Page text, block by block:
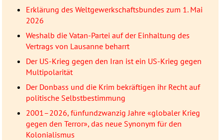
Erklärung des Weltgewerkschaftsbundes zum 1. Mai
2026
Weshalb die Vatan-Partei auf der Einhaltung des
Vertrags von Lausanne beharrt
Der US-Krieg gegen den Iran ist ein US-Krieg gegen
Multipolarität
Der Donbass und die Krim bekräftigen ihr Recht auf
politische Selbstbestimmung
2001–2026, fünfundzwanzig Jahre «globaler Krieg
gegen den Terror», das neue Synonym für den
Kolonialismus